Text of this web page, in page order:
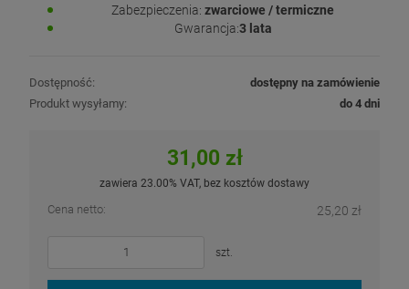
Zabezpieczenia: zwarciowe / termiczne
Gwarancja:3 lata
Dostępność:
dostępny na zamówienie
Produkt wysyłamy:
do 4 dni
31,00 zł
zawiera 23.00% VAT, bez kosztów dostawy
Cena netto: 25,20 zł
szt.